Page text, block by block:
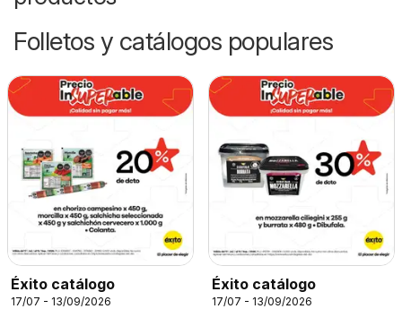
Folletos y catálogos populares
Éxito catálogo
17/07 - 13/09/2026
Éxito catálogo
17/07 - 13/09/2026